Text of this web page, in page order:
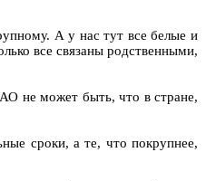
А у нас тут все белые и
все связаны родственными,
не может быть, что в стране,
сроки, а те, что покрупнее,